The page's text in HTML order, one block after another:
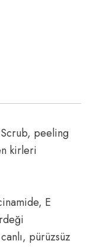
Scrub, peeling
kirleri
E
pürüzsüz